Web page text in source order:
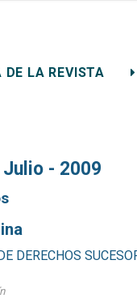
DE LA REVISTA
- 2009
DERECHOS